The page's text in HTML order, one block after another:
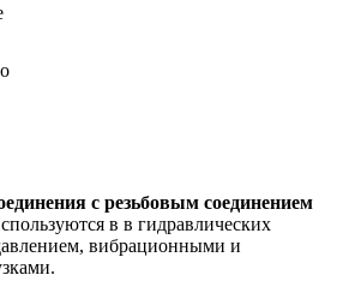
с резьбовым соединением
в в гидравлических
вибрационными и